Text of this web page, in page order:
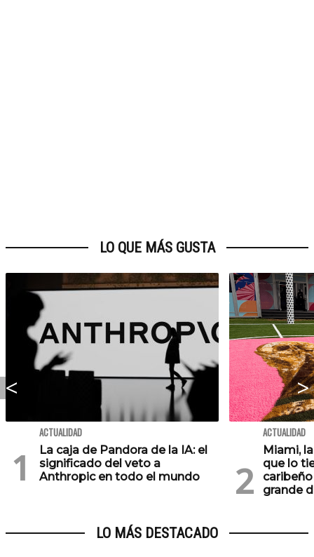
LO QUE MÁS GUSTA
ACTUALIDAD
La caja de Pandora de la IA: el
significado del veto a
Anthropic en todo el mundo
ACTUALIDAD
Miami,
que lo
grande
LO MÁS DESTACADO